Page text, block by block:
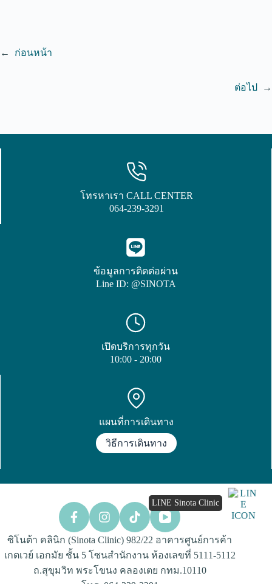
← ก่อนหน้า
ต่อไป →
โทรหาเรา CALL CENTER
064-239-3291
ข้อมูลการติดต่อผ่าน
Line ID: @SINOTA
เปิดบริการทุกวัน
10:00 - 20:00
แผนที่การเดินทาง
วิธีการเดินทาง
ซิโนต้า คลินิก (Sinota Clinic) 982/22 อาคารศูนย์การค้า
เกตเวย์ เอกมัย ชั้น 5 โซนสำนักงาน ห้องเลขที่ 5111-5112
ถ.สุขุมวิท พระโขนง คลองเตย กทม.10110
LINE Sinota Clinic